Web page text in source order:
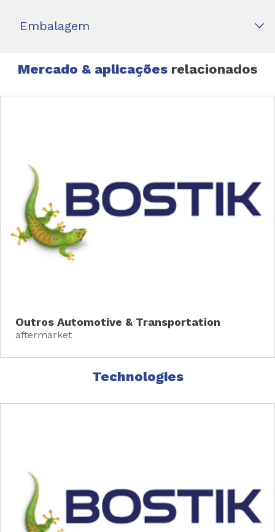
Embalagem
Mercado & aplicações relacionados
Outros Automotive & Transportation
aftermarket
Technologies